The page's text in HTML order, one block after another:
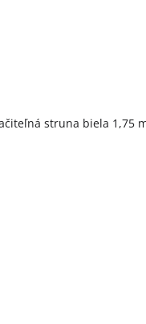
struna biela 1,75